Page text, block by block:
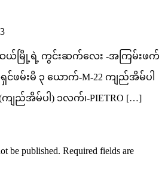
ဆယ်မြို့ရဲ့ ကွင်းဆက်လေး -အကြမ်းဖက်
င်ဖမ်းမိ ၃ ယောက်-M-22 ကျည်အိမ်ပါ
ကျည်အိမ်ပါ) ၁လက်၊-PIETRO […]
be published. Required fields are